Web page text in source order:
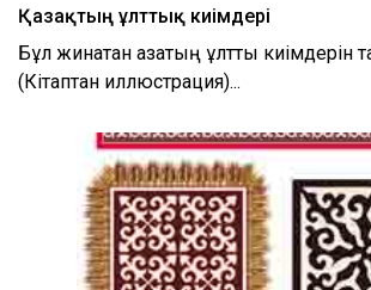
Қазақтың ұлттық киімдері
Бұл жинақтан қазақтың ұлттық
(Кітаптан иллюстрация)...